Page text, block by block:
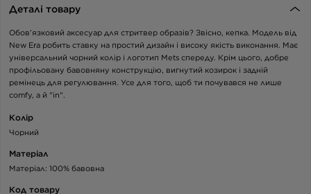
Деталі товару
Обов’язковий аксесуар для стритвер образів? Звісно, кепка. Модель від
New Era робить ставку на простий дизайн і високу якість виконання. Має
універсальний чорний колір і логотип Mets спереду. Крім цього, добре
профільовану бавовняну конструкцію, вигнутий козирок і задній
ремінець для регулювання. Усе для того, щоб ти почувався не лише
comfy, а й "in".
Колір
Чорний
Матеріал
Матеріал: 100% бавовна
Код товару